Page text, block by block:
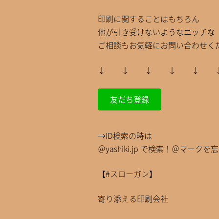
印刷に関することはもちろん
他が引き受けないようなニッチな
ご相談もお気軽にお問い合わせく
↓ ↓ ↓ ↓ ↓
友だち登録
→ID検索の時は
＠yashiki.jp で検索！＠マークを
【#スローガン】
寄り添える印刷会社